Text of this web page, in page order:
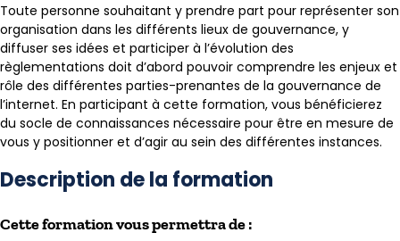
Toute personne souhaitant y prendre part pour représenter son
organisation dans les différents lieux de gouvernance, y
diffuser ses idées et participer à l’évolution des
règlementations doit d’abord pouvoir comprendre les enjeux et
rôle des différentes parties-prenantes de la gouvernance de
l’internet. En participant à cette formation, vous bénéficierez
du socle de connaissances nécessaire pour être en mesure de
vous y positionner et d’agir au sein des différentes instances.
Description de la formation
Cette formation vous permettra de :